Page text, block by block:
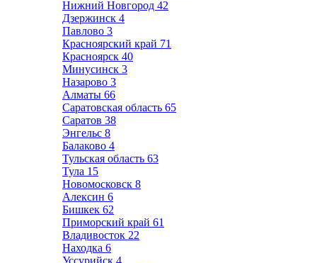
Нижний Новгород 42
Дзержинск 4
Павлово 3
Красноярский край 71
Красноярск 40
Минусинск 3
Назарово 3
Алматы 66
Саратовская область 65
Саратов 38
Энгельс 8
Балаково 4
Тульская область 63
Тула 15
Новомосковск 8
Алексин 6
Бишкек 62
Приморский край 61
Владивосток 22
Находка 6
Уссурийск 4